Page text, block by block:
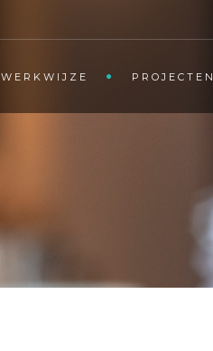
WERKWIJZE PROJECTEN